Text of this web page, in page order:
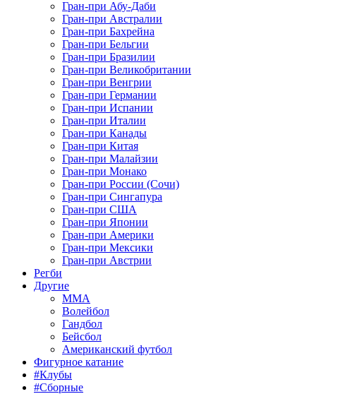
Гран-при Абу-Даби
Гран-при Австралии
Гран-при Бахрейна
Гран-при Бельгии
Гран-при Бразилии
Гран-при Великобритании
Гран-при Венгрии
Гран-при Германии
Гран-при Испании
Гран-при Италии
Гран-при Канады
Гран-при Китая
Гран-при Малайзии
Гран-при Монако
Гран-при России (Сочи)
Гран-при Сингапура
Гран-при США
Гран-при Японии
Гран-при Америки
Гран-при Мексики
Гран-при Австрии
Регби
Другие
MMA
Волейбол
Гандбол
Бейсбол
Американский футбол
Фигурное катание
#Клубы
#Сборные